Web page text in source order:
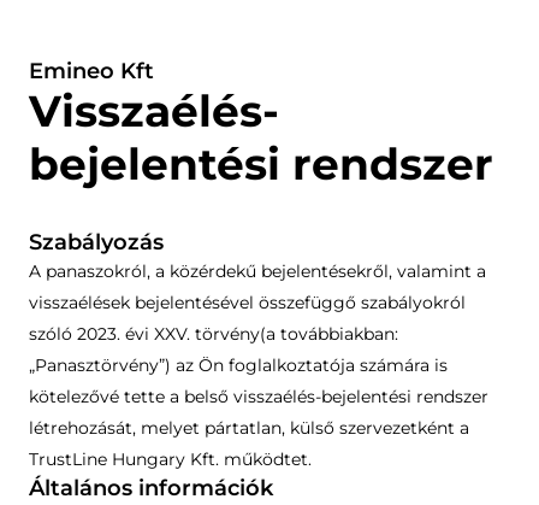
Emineo Kft
Visszaélés-
bejelentési rendszer
Szabályozás
A panaszokról, a közérdekű bejelentésekről, valamint a
visszaélések bejelentésével összefüggő szabályokról
szóló 2023. évi XXV. törvény(a továbbiakban:
„Panasztörvény”) az Ön foglalkoztatója számára is
kötelezővé tette a belső visszaélés-bejelentési rendszer
létrehozását, melyet pártatlan, külső szervezetként a
TrustLine Hungary Kft. működtet.
Általános információk